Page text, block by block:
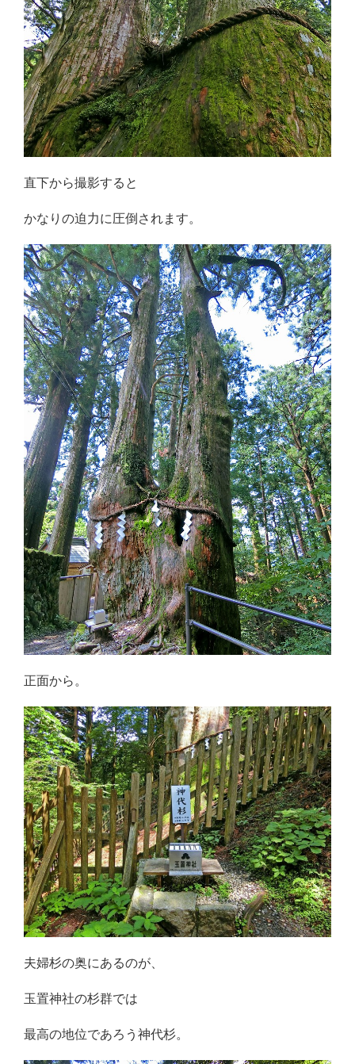
直下から撮影すると
かなりの迫力に圧倒されます。
正面から。
夫婦杉の奥にあるのが、
玉置神社の杉群では
最高の地位であろう神代杉。